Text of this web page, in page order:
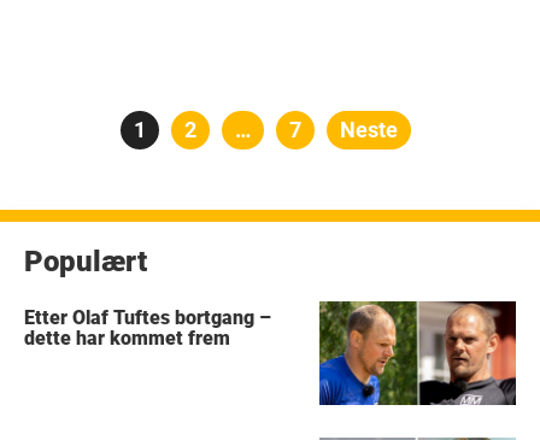
Posts
Side
1 Side
2 … Side
7 Neste
Populært
Etter Olaf Tuftes bortgang –
dette har kommet frem